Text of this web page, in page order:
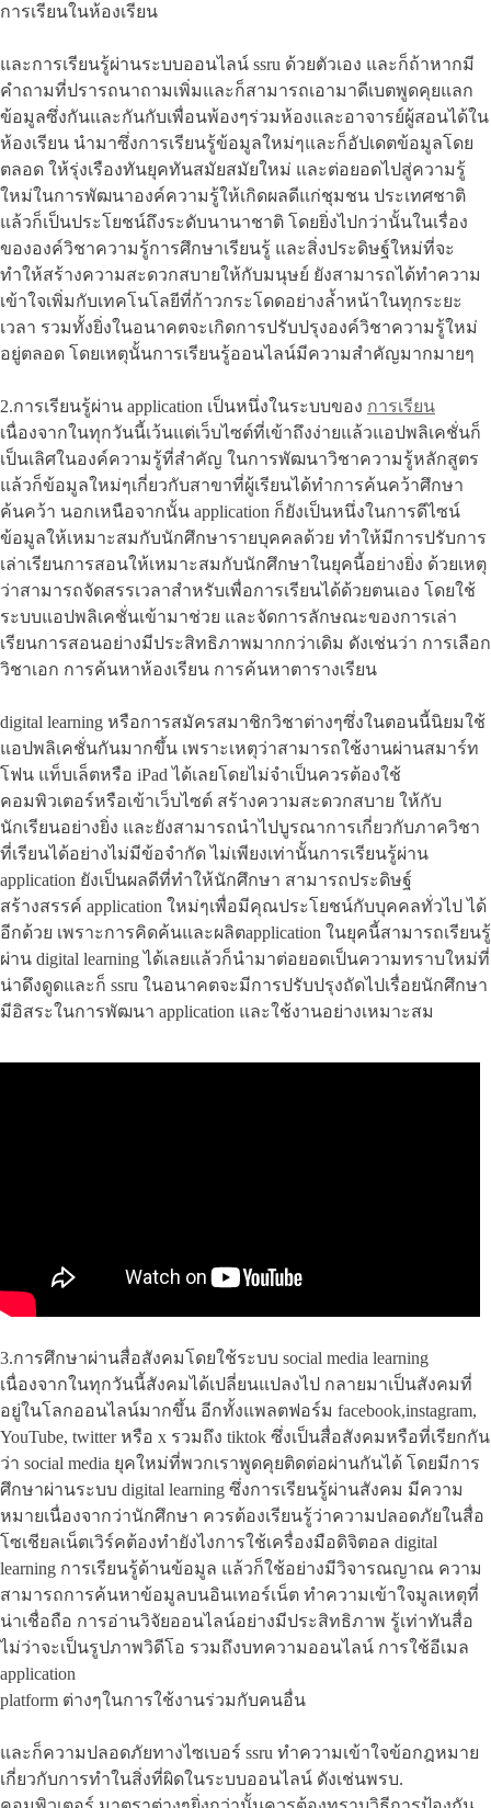
การเรียนในห้องเรียน
และการเรียนรู้ผ่านระบบออนไลน์ ssru ด้วยตัวเอง และก็ถ้าหากมี
คำถามที่ปรารถนาถามเพิ่มและก็สามารถเอามาดีเบตพูดคุยแลก
ข้อมูลซึ่งกันและกันกับเพื่อนพ้องๆร่วมห้องและอาจารย์ผู้สอนได้ใน
ห้องเรียน นำมาซึ่งการเรียนรู้ข้อมูลใหม่ๆและก็อัปเดตข้อมูลโดย
ตลอด ให้รุ่งเรืองทันยุคทันสมัยสมัยใหม่ และต่อยอดไปสู่ความรู้
ใหม่ในการพัฒนาองค์ความรู้ให้เกิดผลดีแก่ชุมชน ประเทศชาติ
แล้วก็เป็นประโยชน์ถึงระดับนานาชาติ โดยยิ่งไปกว่านั้นในเรื่อง
ขององค์วิชาความรู้การศึกษาเรียนรู้ และสิ่งประดิษฐ์ใหม่ที่จะ
ทำให้สร้างความสะดวกสบายให้กับมนุษย์ ยังสามารถได้ทำความ
เข้าใจเพิ่มกับเทคโนโลยีที่ก้าวกระโดดอย่างล้ำหน้าในทุกระยะ
เวลา รวมทั้งยิ่งในอนาคตจะเกิดการปรับปรุงองค์วิชาความรู้ใหม่
อยู่ตลอด โดยเหตุนั้นการเรียนรู้ออนไลน์มีความสำคัญมากมายๆ
2.การเรียนรู้ผ่าน application เป็นหนึ่งในระบบของ การเรียน
เนื่องจากในทุกวันนี้เว้นแต่เว็บไซต์ที่เข้าถึงง่ายแล้วแอปพลิเคชั่นก็
เป็นเลิศในองค์ความรู้ที่สำคัญ ในการพัฒนาวิชาความรู้หลักสูตร
แล้วก็ข้อมูลใหม่ๆเกี่ยวกับสาขาที่ผู้เรียนได้ทำการค้นคว้าศึกษา
ค้นคว้า นอกเหนือจากนั้น application ก็ยังเป็นหนึ่งในการดีไซน์
ข้อมูลให้เหมาะสมกับนักศึกษารายบุคคลด้วย ทำให้มีการปรับการ
เล่าเรียนการสอนให้เหมาะสมกับนักศึกษาในยุคนี้อย่างยิ่ง ด้วยเหตุ
ว่าสามารถจัดสรรเวลาสำหรับเพื่อการเรียนได้ด้วยตนเอง โดยใช้
ระบบแอปพลิเคชั่นเข้ามาช่วย และจัดการลักษณะของการเล่า
เรียนการสอนอย่างมีประสิทธิภาพมากกว่าเดิม ดังเช่นว่า การเลือก
วิชาเอก การค้นหาห้องเรียน การค้นหาตารางเรียน
digital learning หรือการสมัครสมาชิกวิชาต่างๆซึ่งในตอนนี้นิยมใช้
แอปพลิเคชั่นกันมากขึ้น เพราะเหตุว่าสามารถใช้งานผ่านสมาร์ท
โฟน แท็บเล็ตหรือ iPad ได้เลยโดยไม่จำเป็นควรต้องใช้
คอมพิวเตอร์หรือเข้าเว็บไซต์ สร้างความสะดวกสบาย ให้กับ
นักเรียนอย่างยิ่ง และยังสามารถนำไปบูรณาการเกี่ยวกับภาควิชา
ที่เรียนได้อย่างไม่มีข้อจำกัด ไม่เพียงเท่านั้นการเรียนรู้ผ่าน
application ยังเป็นผลดีที่ทำให้นักศึกษา สามารถประดิษฐ์
สร้างสรรค์ application ใหม่ๆเพื่อมีคุณประโยชน์กับบุคคลทั่วไป ได้
อีกด้วย เพราะการคิดค้นและผลิตapplication ในยุคนี้สามารถเรียนรู้
ผ่าน digital learning ได้เลยแล้วก็นำมาต่อยอดเป็นความทราบใหม่ที่
น่าดึงดูดและก็ ssru ในอนาคตจะมีการปรับปรุงถัดไปเรื่อยนักศึกษา
มีอิสระในการพัฒนา application และใช้งานอย่างเหมาะสม
3.การศึกษาผ่านสื่อสังคมโดยใช้ระบบ social media learning
เนื่องจากในทุกวันนี้สังคมได้เปลี่ยนแปลงไป กลายมาเป็นสังคมที่
อยู่ในโลกออนไลน์มากขึ้น อีกทั้งแพลตฟอร์ม facebook,instagram,
YouTube, twitter หรือ x รวมถึง tiktok ซึ่งเป็นสื่อสังคมหรือที่เรียกกัน
ว่า social media ยุคใหม่ที่พวกเราพูดคุยติดต่อผ่านกันได้ โดยมีการ
ศึกษาผ่านระบบ digital learning ซึ่งการเรียนรู้ผ่านสังคม มีความ
หมายเนื่องจากว่านักศึกษา ควรต้องเรียนรู้ว่าความปลอดภัยในสื่อ
โซเชียลเน็ตเวิร์คต้องทำยังไงการใช้เครื่องมือดิจิตอล digital
learning การเรียนรู้ด้านข้อมูล แล้วก็ใช้อย่างมีวิจารณญาณ ความ
สามารถการค้นหาข้อมูลบนอินเทอร์เน็ต ทำความเข้าใจมูลเหตุที่
น่าเชื่อถือ การอ่านวิจัยออนไลน์อย่างมีประสิทธิภาพ รู้เท่าทันสื่อ
ไม่ว่าจะเป็นรูปภาพวิดีโอ รวมถึงบทความออนไลน์ การใช้อีเมล
application
platform ต่างๆในการใช้งานร่วมกับคนอื่น
และก็ความปลอดภัยทางไซเบอร์ ssru ทำความเข้าใจข้อกฎหมาย
เกี่ยวกับการทำในสิ่งที่ผิดในระบบออนไลน์ ดังเช่นพรบ.